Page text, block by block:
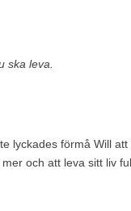
ska leva.
lyckades förmå Will
och att leva sitt liv